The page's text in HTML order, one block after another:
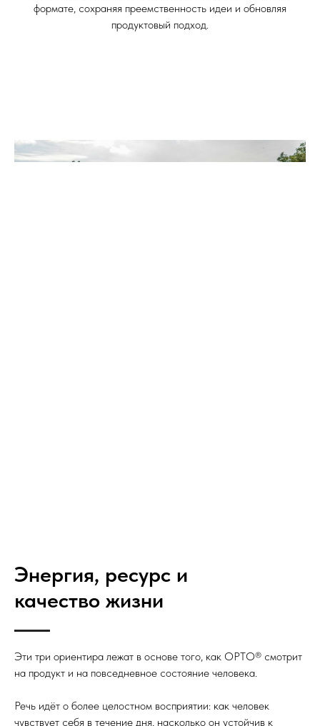
формате, сохраняя преемственность идеи и обновляя
продуктовый подход.
Энергия, ресурс и
качество жизни
Эти три ориентира лежат в основе того, как ОРТО® смотрит
на продукт и на повседневное состояние человека.
Речь идёт о более целостном восприятии: как человек
чувствует себя в течение дня, насколько он устойчив к